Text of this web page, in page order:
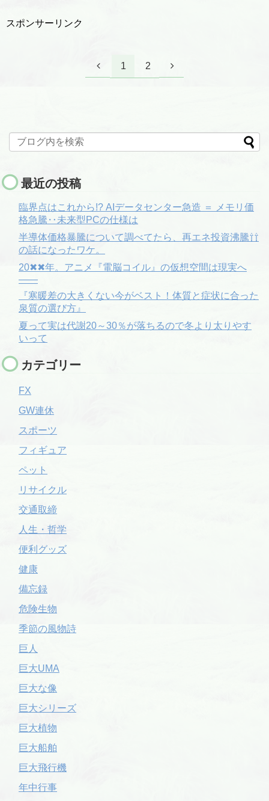
スポンサーリンク
1 2
最近の投稿
臨界点はこれから!? AIデータセンター急造 ＝ メモリ価
格急騰‥未来型PCの仕様は
半導体価格暴騰について調べてたら、再エネ投資沸騰⇧⇧
の話になったワケ。
20✖✖年。アニメ『電脳コイル』の仮想空間は現実へ
――
『寒暖差の大きくない今がベスト！体質と症状に合った
泉質の選び方』
夏って実は代謝20～30％が落ちるので冬より太りやす
いって
カテゴリー
FX
GW連休
スポーツ
フィギュア
ペット
リサイクル
交通取締
人生・哲学
便利グッズ
健康
備忘録
危険生物
季節の風物詩
巨人
巨大UMA
巨大な像
巨大シリーズ
巨大植物
巨大船舶
巨大飛行機
年中行事